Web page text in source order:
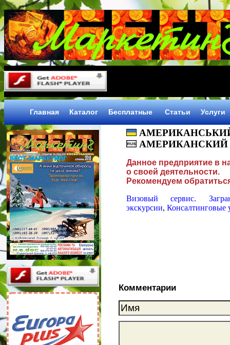
Главная Каталог Бесплатные Статьи Услуги
АМЕРИКАНСЬКИЙ
АМЕРИКАНСКИЙ
Данное предприятие в
о своей деятельности.
Рекомендуем
Визовый сервис.
экскурсии, Консалтинговые
Комментарии